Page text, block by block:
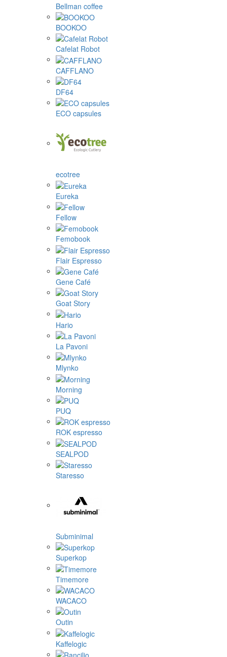
Bellman coffee
BOOKOO
Cafelat Robot
CAFFLANO
DF64
ECO capsules
ecotree
Eureka
Fellow
Femobook
Flair Espresso
Gene Café
Goat Story
Hario
La Pavoni
Mlynko
Morning
PUQ
ROK espresso
SEALPOD
Staresso
Subminimal
Superkop
Timemore
WACACO
Outin
Kaffelogic